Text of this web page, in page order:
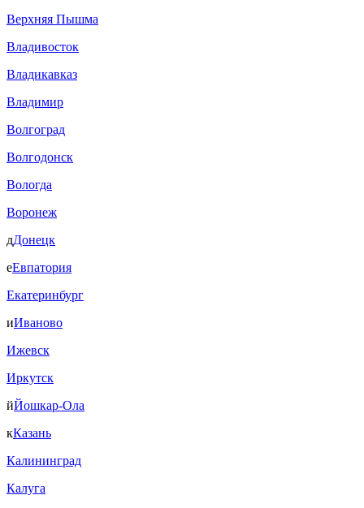
Верхняя Пышма
Владивосток
Владикавказ
Владимир
Волгоград
Волгодонск
Вологда
Воронеж
дДонецк
еЕвпатория
Екатеринбург
иИваново
Ижевск
Иркутск
йЙошкар-Ола
кКазань
Калининград
Калуга